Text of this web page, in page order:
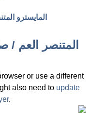
المايسترو
المتنصر العم /
or use a different
also need to update
.